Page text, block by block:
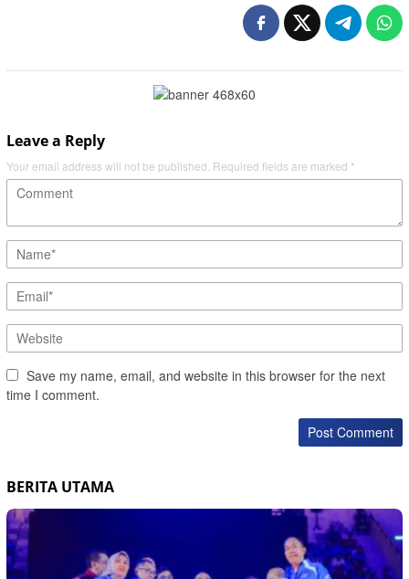
Leave a Reply
Your email address will not be published. Required fields are marked *
Save my name, email, and website in this browser for the next
time I comment.
BERITA UTAMA